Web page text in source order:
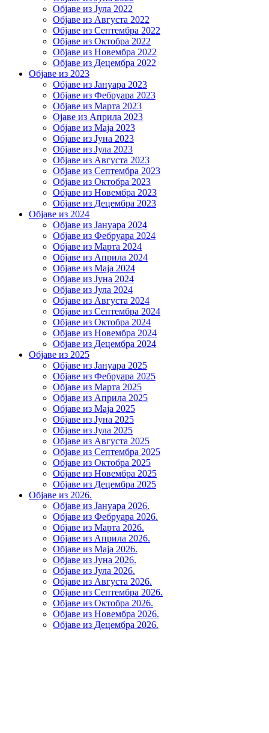
Објаве из Јула 2022
Објаве из Августа 2022
Објаве из Септембра 2022
Објаве из Октобра 2022
Објаве из Новембра 2022
Објаве из Децембра 2022
Објаве из 2023
Објаве из Јануара 2023
Објаве из Фебруара 2023
Објаве из Марта 2023
Ојаве из Априла 2023
Објаве из Маја 2023
Објаве из Јуна 2023
Објаве из Јула 2023
Објаве из Августа 2023
Објаве из Септембра 2023
Објаве из Октобра 2023
Објаве из Новембра 2023
Објаве из Децембра 2023
Објаве из 2024
Објаве из Јануара 2024
Објаве из Фебруара 2024
Објаве из Марта 2024
Објаве из Априла 2024
Објаве из Маја 2024
Објаве из Јуна 2024
Објаве из Јула 2024
Објаве из Августа 2024
Објаве из Септембра 2024
Објаве из Октобра 2024
Објаве из Новембра 2024
Објаве из Децембра 2024
Објаве из 2025
Објаве из Јануара 2025
Објаве из Фебруара 2025
Објаве из Марта 2025
Објаве из Априла 2025
Објаве из Маја 2025
Објаве из Јуна 2025
Објаве из Јула 2025
Објаве из Августа 2025
Објаве из Септембра 2025
Објаве из Октобра 2025
Објаве из Новембра 2025
Објаве из Децембра 2025
Објаве из 2026.
Објаве из Јануара 2026.
Објаве из Фебруара 2026.
Објаве из Марта 2026.
Објаве из Априла 2026.
Објаве из Маја 2026.
Објаве из Јуна 2026.
Објаве из Јула 2026.
Објаве из Августа 2026.
Објаве из Септембра 2026.
Објаве из Октобра 2026.
Објаве из Новембра 2026.
Објаве из Децембра 2026.